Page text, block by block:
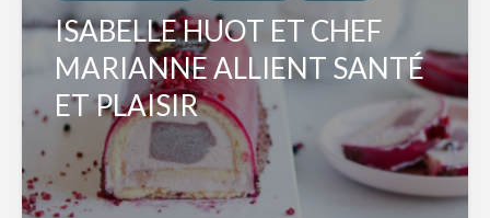
ISABELLE HUOT ET CHEF
MARIANNE ALLIENT SANTÉ
ET PLAISIR